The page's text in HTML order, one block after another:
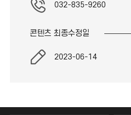
032-835-9260
콘텐츠 최종수정일
2023-06-14